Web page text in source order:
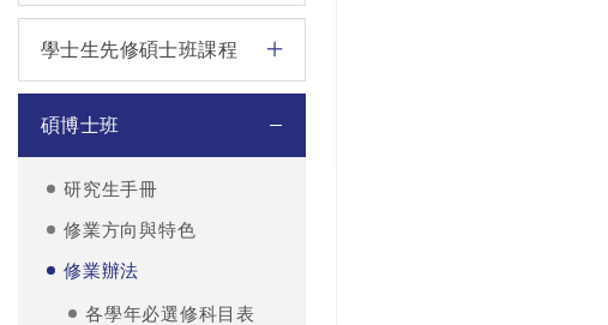
學士生先修碩士班課程
碩博士班
研究生手冊
修業方向與特色
修業辦法
各學年必選修科目表